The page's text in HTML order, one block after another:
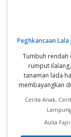
Peghkancaan
Tumbuh rendah
rumput
tanaman lada
membayangkan
Cerita Anak,
Aulia